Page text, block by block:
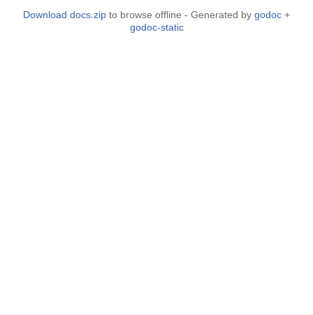
Download docs.zip to browse offline - Generated by godoc +
godoc-static